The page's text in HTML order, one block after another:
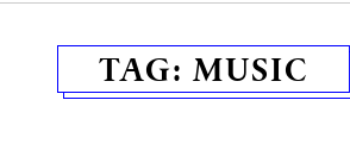
TAG: MUSIC